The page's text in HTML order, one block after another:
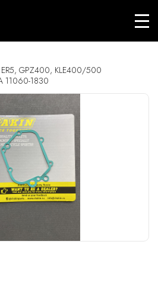
ER5, GPZ400, KLE400/500
1830